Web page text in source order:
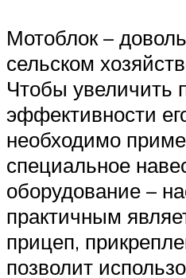
Мотоблок –
сельском
Чтобы увеличить
эффективности
необходимо
специальное
оборудование –
практичным
прицеп,
позволит